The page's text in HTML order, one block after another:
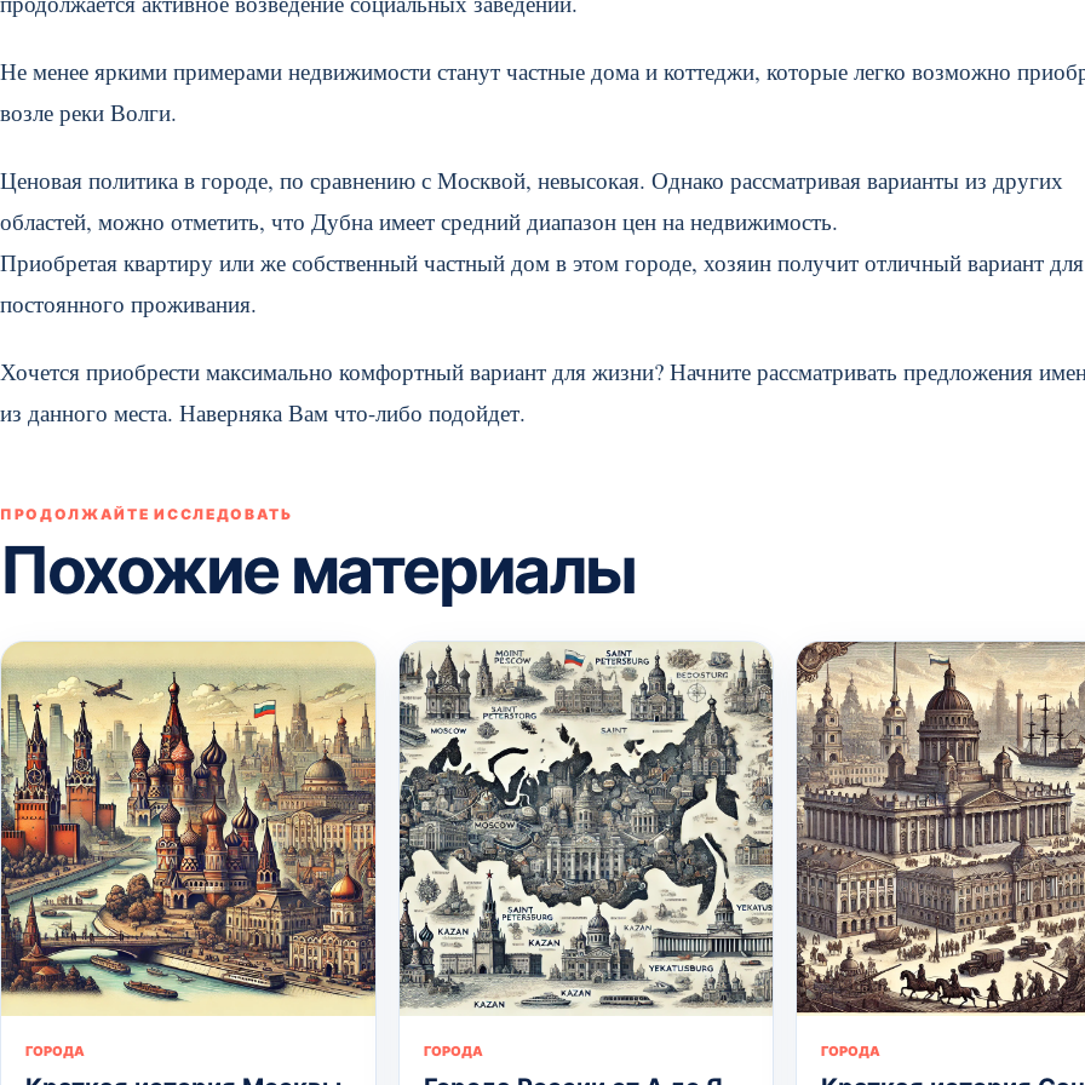
Не менее яркими примерами недвижимости станут частные дома и коттеджи, которые легко возможно
возле реки Волги.
Ценовая политика в городе, по сравнению с Москвой, невысокая. Однако рассматривая варианты из других
областей, можно отметить, что Дубна имеет средний диапазон цен на недвижимость.
Приобретая квартиру или же собственный частный дом в этом городе, хозяин получит отличный вариант для
постоянного проживания.
Хочется приобрести максимально комфортный вариант для жизни? Начните рассматривать предложения
из данного места. Наверняка Вам что-либо подойдет.
ПРОДОЛЖАЙТЕ ИССЛЕДОВАТЬ
Похожие материалы
ГОРОДА ГОРОДА ГОРОДА